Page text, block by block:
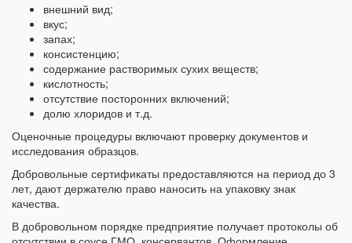
внешний вид;
вкус;
запах;
консистенцию;
содержание растворимых сухих веществ;
кислотность;
отсутствие посторонних включений;
долю хлоридов и т.д.
Оценочные процедуры включают проверку документов и
исследования образцов.
Добровольные сертификаты предоставляются на период до 3
лет, дают держателю право наносить на упаковку знак
качества.
В добровольном порядке предприятие получает протоколы об